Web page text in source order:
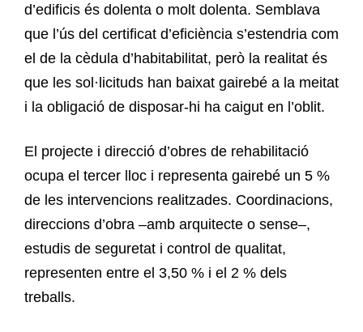
d’edificis és dolenta o molt dolenta. Semblava
que l’ús del certificat d’eficiència s’estendria com
el de la cèdula d’habitabilitat, però la realitat és
que les sol·licituds han baixat gairebé a la meitat
i la obligació de disposar-hi ha caigut en l’oblit.
El projecte i direcció d’obres de rehabilitació
ocupa el tercer lloc i representa gairebé un 5 %
de les intervencions realitzades. Coordinacions,
direccions d’obra –amb arquitecte o sense–,
estudis de seguretat i control de qualitat,
representen entre el 3,50 % i el 2 % dels
treballs.